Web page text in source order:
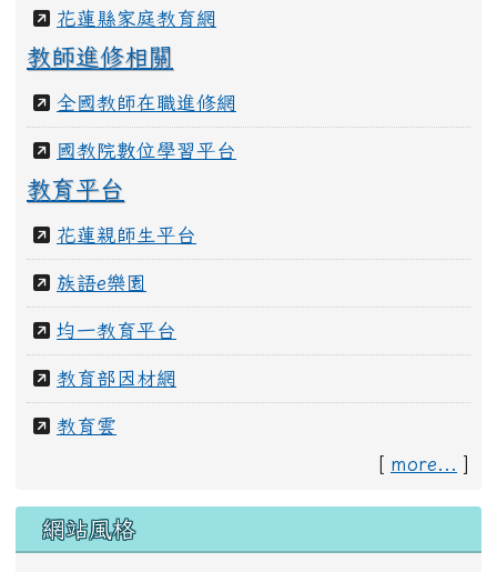
花蓮縣家庭教育網
教師進修相關
全國教師在職進修網
國教院數位學習平台
教育平台
花蓮親師生平台
族語e樂園
均一教育平台
教育部因材網
教育雲
[ more...
網站風格